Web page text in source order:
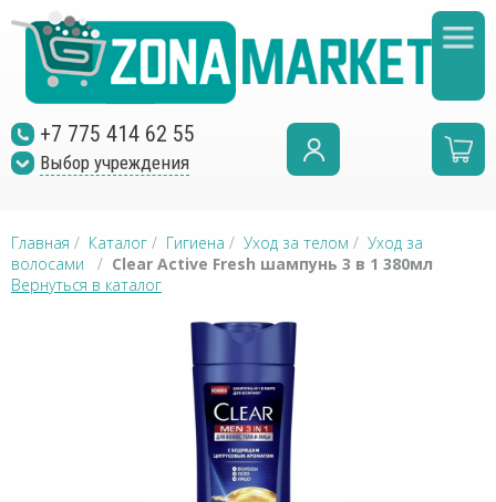
+7 775 414 62 55
Выбор учреждения
Главная / Каталог / Гигиена / Уход за телом / Уход за
волосами / Clear Active Fresh шампунь 3 в 1 380мл
Вернуться в каталог